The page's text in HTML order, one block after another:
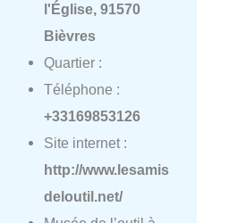
l'Église, 91570
Bièvres
Quartier :
Téléphone :
+33169853126
Site internet :
http://www.lesamis
deloutil.net/